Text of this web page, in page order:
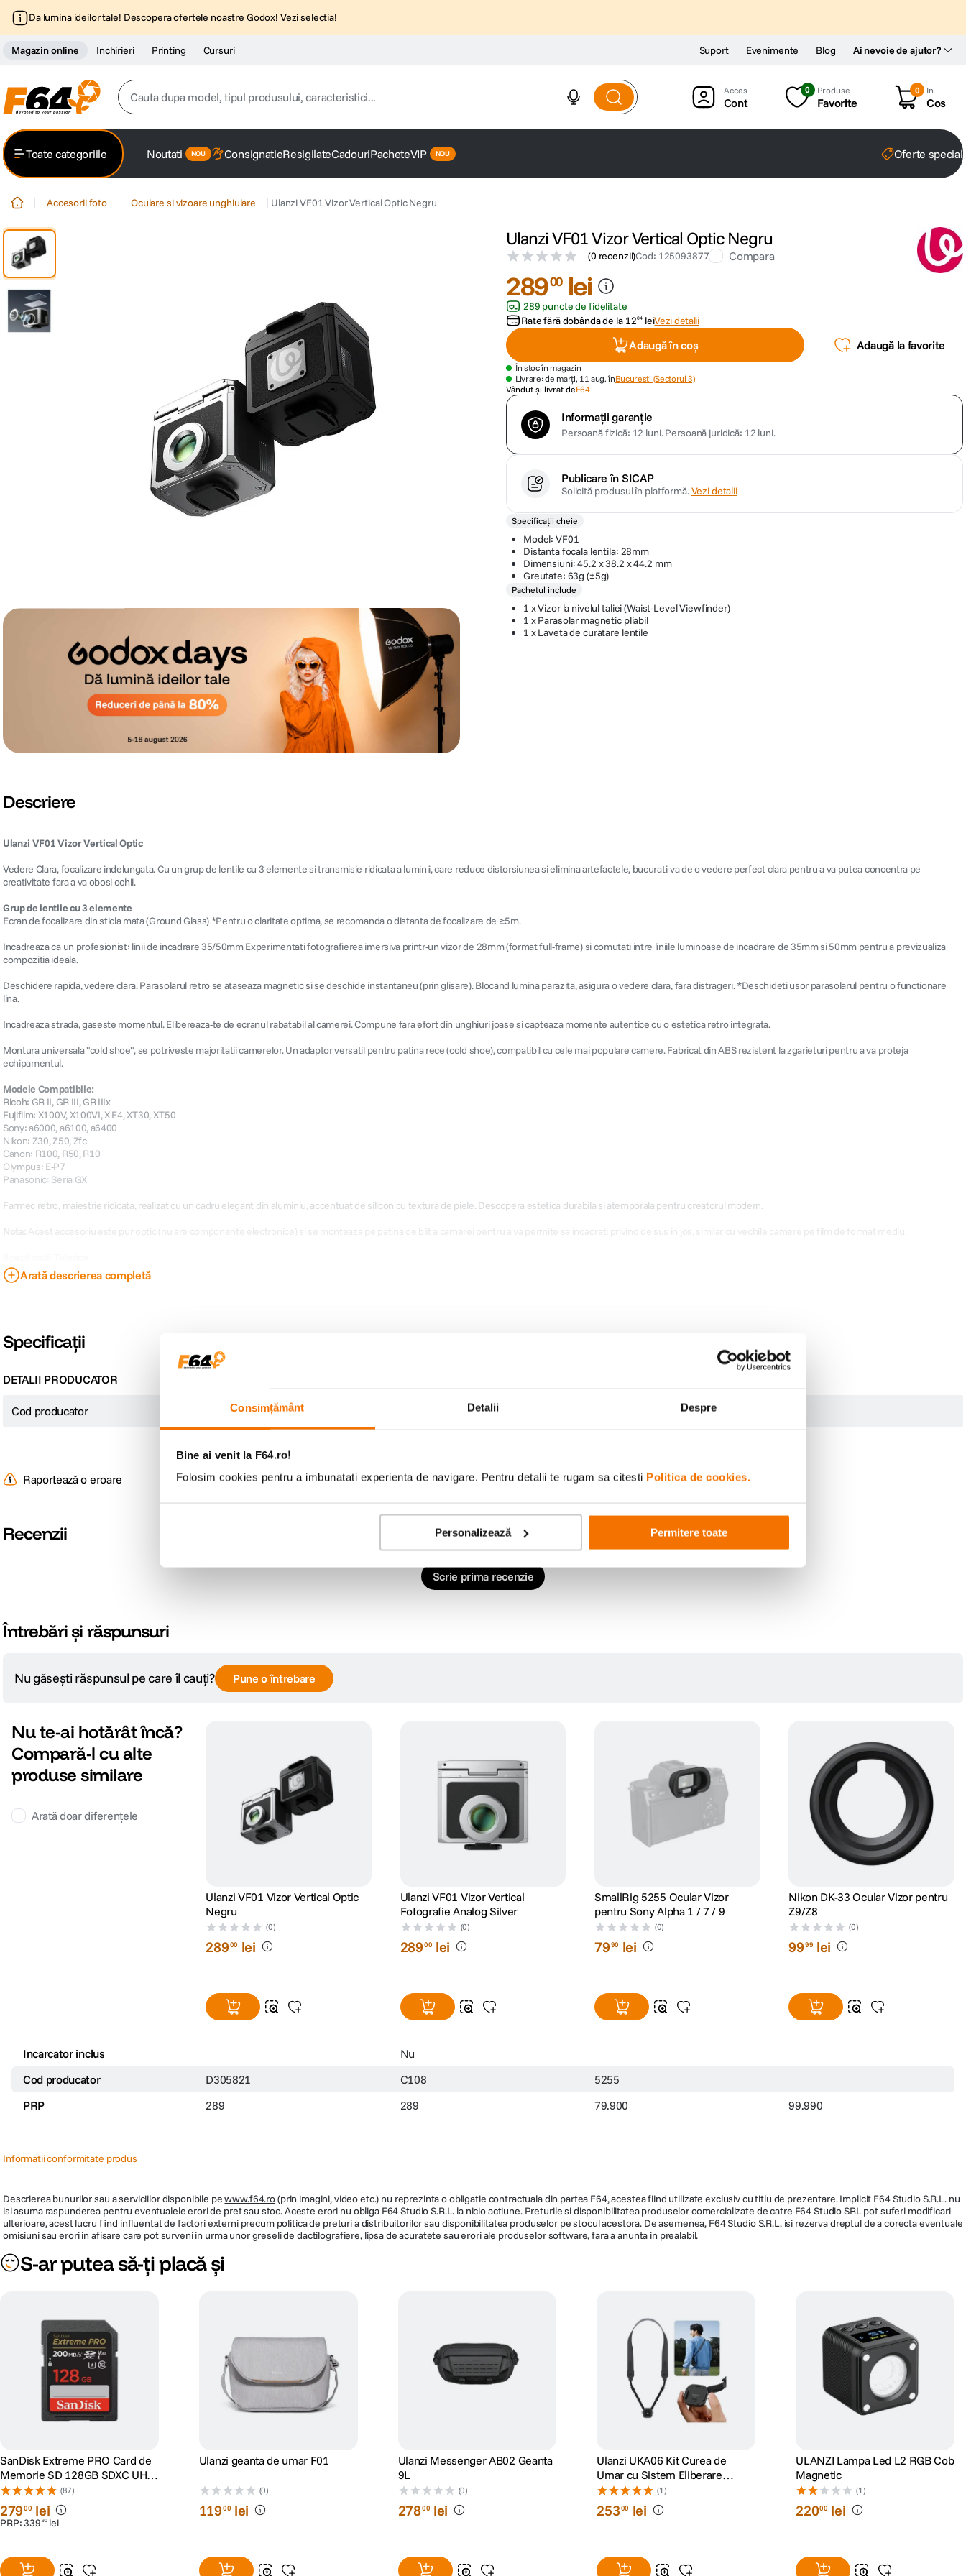
Consimțământ Detalii Despre
Bine ai venit la F64.ro!
Folosim cookies pentru a imbunatati experienta de navigare. Pentru detalii te rugam sa citesti Politica de cookies.
Personalizează Permitere toate
Da lumina ideilor tale! Descopera ofertele noastre Godox! Vezi selectia!
Magazin online Inchirieri Printing Cursuri Ai nevoie de ajutor?
Suport Evenimente Blog
Cauta dupa model, tipul produsului, caracteristici...
2. trepied
. card memorie
9 dji mic mini
10. dji osmo
Cont
0 Produse
Favorite
0 In
Cos
Toate categoriile Noutati ConsignatieResigilateCadouriPacheteVIP Oferte
Accesorii foto Oculare si vizoare unghiulare Ulanzi VF01 Vizor Vertical Optic Negru
Ulanzi VF01 Vizor Vertical Optic Negru
(0 recenzii)Cod: 125093877 Compara
28900 lei
289 puncte de fidelitate
Rate fără dobânda de la 1204 leiVezi detalii
Adaugă în coș Adaugă la favorite
În stoc în magazin
Livrare: de marți, 11 aug. înBucuresti (Sectorul 3)
Vândut și livrat deF64
Informații garanție
Persoană fizică: 12 luni.Persoană juridică: 12 luni.
Publicare în SICAP
Solicită produsul în platformă.Vezi detalii
Specificații cheie
Model: VF01
Distanta focala lentila: 28mm
Dimensiuni: 45.2 x 38.2 x 44.2 mm
Greutate: 63g (±5g)
Pachetul include
1 x Vizor la nivelul taliei (Waist-Level Viewfinder)
1 x Parasolar magnetic pliabil
1 x Laveta de curatare lentile
Descriere
Ulanzi VF01 Vizor Vertical Optic
Vedere Clara, focalizare indelungata. Cu un grup de lentile cu 3 elemente si transmisie ridicata a luminii, care reduce distorsiunea si elimina artefactele, bucurati-va de o vedere perfect clara pentru a va putea concentra pe
creativitate fara a va obosi ochii.
Grup de lentile cu 3 elemente
Ecran de focalizare din sticla mata (Ground Glass) *Pentru o claritate optima, se recomanda o distanta de focalizare de ≥5m.
Incadreaza ca un profesionist: linii de incadrare 35/50mm Experimentati fotografierea imersiva printr-un vizor de 28mm (format full-frame) si comutati intre liniile luminoase de incadrare de 35mm si 50mm pentru a previzualiza
compozitia ideala.
Deschidere rapida, vedere clara. Parasolarul retro se ataseaza magnetic si se deschide instantaneu (prin glisare). Blocand lumina parazita, asigura o vedere clara, fara distrageri. *Deschideti usor parasolarul pentru o functionare
lina.
Incadreaza strada, gaseste momentul. Elibereaza-te de ecranul rabatabil al camerei. Compune fara efort din unghiuri joase si capteaza momente autentice cu o estetica retro integrata.
Montura universala "cold shoe", se potriveste majoritatii camerelor. Un adaptor versatil pentru patina rece (cold shoe), compatibil cu cele mai populare camere. Fabricat din ABS rezistent la zgarieturi pentru a va proteja
echipamentul.
Modele Compatibile:
Ricoh: GR II, GR III, GR IIIx
Fujifilm: X100V, X100VI, X-E4, X-T30, X-T50
Sony: a6000, a6100, a6400
Nikon: Z30, Z50, Zfc
Canon: R100, R50, R10
Olympus: E-P7
Panasonic: Seria GX
Farmec retro, maiestrie ridicata, realizat cu un cadru elegant din aluminiu, accentuat de silicon cu textura de piele. Descopera estetica durabila si atemporala pentru creatorul modern.
Nota: Acest accesoriu este pur optic (nu are componente electronice) si se monteaza pe patina de blit a camerei pentru a va permite sa incadrati privind de sus in jos, similar cu vechile camere pe film de format mediu.
Brand: Ulanzi
Model: VF01
Dimensiuni: 45.2 x 38.2 x 44.2 mm
Arată descrierea completă
Specificații
DETALII PRODUCATOR
Cod producator
Raportează o eroare
Recenzii
Scrie prima recenzie
Întrebări și răspunsuri
Nu găsești răspunsul pe care îl cauți? Pune o întrebare
Nu te-ai hotărât încă?
Compară-l cu alte
produse similare
Arată doar diferențele
Ulanzi VF01 Vizor Vertical Optic
Negru
(0)
28900 lei
Ulanzi VF01 Vizor Vertical
Fotografie Analog Silver
(0)
28900 lei
SmallRig 5255 Ocular Vizor
pentru Sony Alpha 1 / 7 / 9
(0)
7990 lei
Nikon DK-33 Ocular Vizor pentru
Z9/Z8
(0)
9999 lei
Incarcator inclus
Nu
Cod producator
D305821 C108
5255
PRP
289 289 79.900 99.990
Informatii conformitate produs
Descrierea bunurilor sau a serviciilor disponibile pewww.f64.ro(prin imagini, video etc.) nu reprezinta o obligatie contractuala din partea F64, acestea fiind utilizate exclusiv cu titlu de prezentare. Implicit F64 Studio S.R.L. nu
isi asuma raspunderea pentru eventualele erori de pret sau stoc. Aceste erori nu obliga F64 Studio S.R.L. la nicio actiune. Preturile si disponibilitatea produselor comercializate de catre F64 Studio SRL pot suferi modificari
ulterioare, acest lucru fiind influentat de factori externi precum politica de preturi a distribuitorilor sau disponibilitatea produselor pe stocul acestora. De asemenea, F64 Studio S.R.L. isi rezerva dreptul de a corecta eventuale
omisiuni sau erori in afisare care pot surveni in urma unor greseli de dactilografiere, lipsa de acuratete sau erori ale produselor software, fara a anunta in prealabil.
S-ar putea să-ți placă și
SanDisk Extreme PRO Card de
Memorie SD 128GB SDXC UHS-
I Class 10 U3 V30 + 2 Ani
RescuePRO Deluxe
(87)
27900 lei
PRP:339 90 lei
Ulanzi geanta de umar F01
(0)
11900 lei
Ulanzi Messenger AB02 Geanta
9L
(0)
27800 lei
Ulanzi UKA06 Kit Curea de
Umar cu Sistem Eliberare
Rapida C036(1)
25300 lei
ULANZI Lampa Led L2 RGB Cob
Magnetic
(1)
22000 lei